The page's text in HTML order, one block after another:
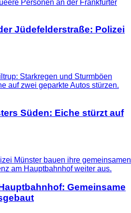
Jüdefelderstraße: Polizei
Süden: Eiche stürzt auf
Gemeinsame